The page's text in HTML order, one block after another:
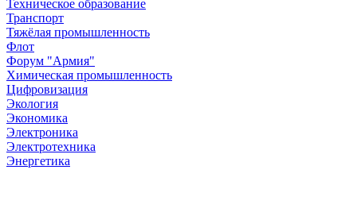
Техническое образование
Транспорт
Тяжёлая промышленность
Флот
Форум "Армия"
Химическая промышленность
Цифровизация
Экология
Экономика
Электроника
Электротехника
Энергетика